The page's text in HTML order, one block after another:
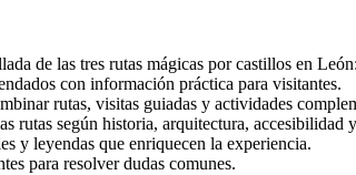
de las tres rutas mágicas por castillos en
con información práctica para visitantes.
rutas, visitas guiadas y actividades
rutas según historia, arquitectura, accesibilidad
y leyendas que enriquecen la experiencia.
para resolver dudas comunes.